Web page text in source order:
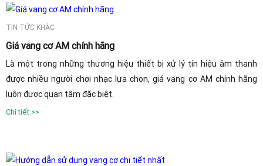
TIN TỨC KHÁC
Giá vang cơ AM chính hãng
Là một trong những thương hiệu thiết bị xử lý tín hiệu âm thanh
được nhiều người chơi nhạc lựa chọn, giá vang cơ AM chính hãng
luôn được quan tâm đặc biệt.
Chi tiết >>